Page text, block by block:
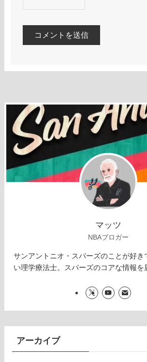
マッツ
NBAブロガー
サンアントニオ・スパーズのことが好き
い理学療法士。スパーズのコアな情報を
アーカイブ